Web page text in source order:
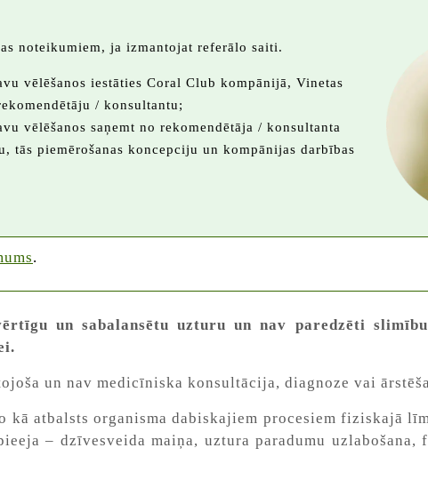
noteikumiem, ja izmantojat referālo saiti.
vēlēšanos iestāties Coral Club kompānijā, Vinetas
/ konsultantu;
vēlēšanos saņemt no rekomendētāja / konsultanta
piemērošanas koncepciju un kompānijas darbības
.
un sabalansētu uzturu un nav paredzēti slimību
un nav medicīniska konsultācija, diagnoze vai
kā atbalsts organisma dabiskajiem procesiem fiziskajā
– dzīvesveida maiņa, uztura paradumu